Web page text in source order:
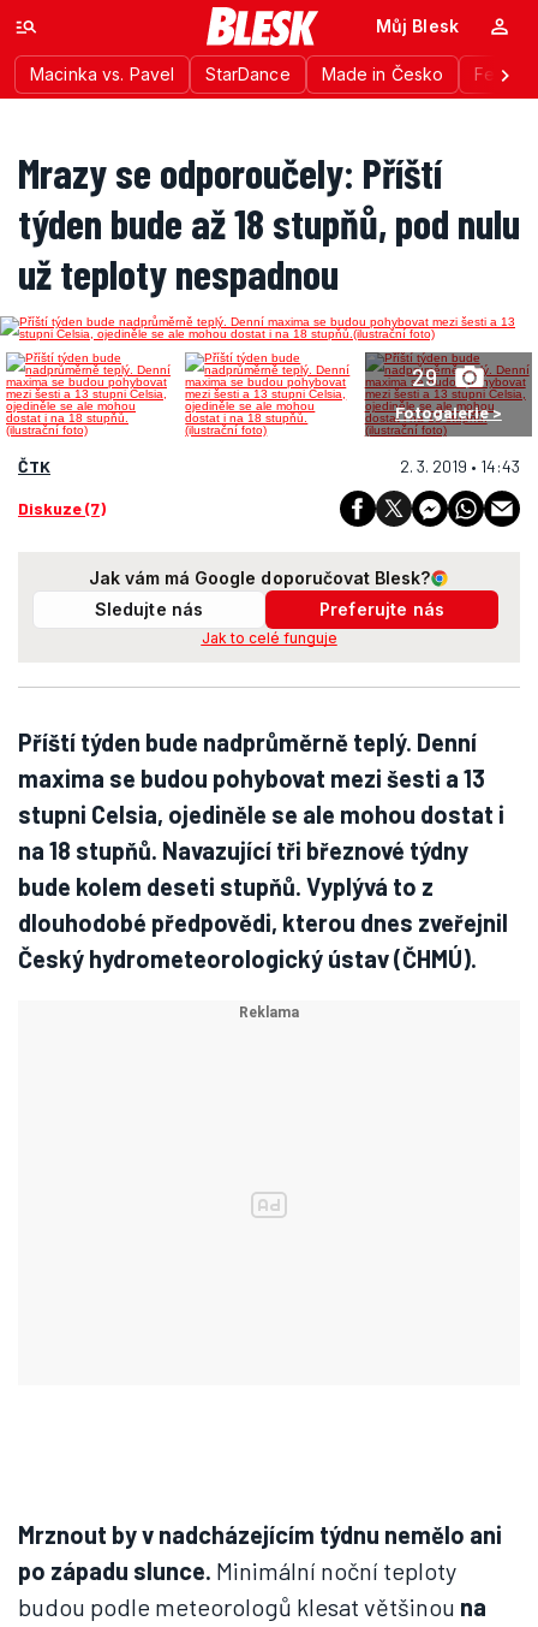
Macinka vs. Pavel StarDance Made in Česko
Můj Blesk
Mrazy se odporoučely: Příští
týden bude až 18 stupňů, pod nulu
už teploty nespadnou
29
Fotogalerie >
ČTK 2. 3. 2019 • 14:43
Diskuze (7)
Jak vám má Google doporučovat Blesk?
Sledujte nás
Preferujte nás
Jak to celé funguje
Příští týden bude nadprůměrně teplý. Denní
maxima se budou pohybovat mezi šesti a 13
stupni Celsia, ojediněle se ale mohou dostat i
na 18 stupňů. Navazující tři březnové týdny
bude kolem deseti stupňů. Vyplývá to z
dlouhodobé předpovědi, kterou dnes zveřejnil
Český hydrometeorologický ústav (ČHMÚ).
Mrznout by v nadcházejícím týdnu nemělo ani
po západu slunce. Minimální noční teploty
budou podle meteorologů klesat většinou na